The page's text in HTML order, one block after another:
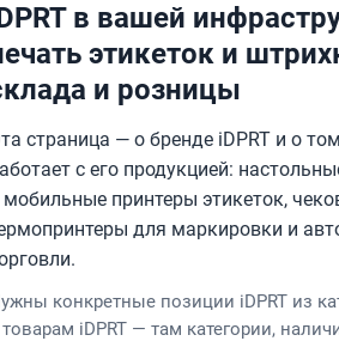
в вашей
этикеток и
и розницы
страница — о бренде iDPRT и о
с его продукцией:
мобильные принтеры этикеток,
для маркировки и
конкретные позиции iDPRT из
товарам iDPRT — там категории,